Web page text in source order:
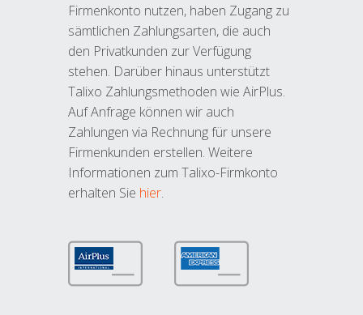
Firmenkonto nutzen, haben Zugang zu
sämtlichen Zahlungsarten, die auch
den Privatkunden zur Verfügung
stehen. Darüber hinaus unterstützt
Talixo Zahlungsmethoden wie AirPlus.
Auf Anfrage können wir auch
Zahlungen via Rechnung für unsere
Firmenkunden erstellen. Weitere
Informationen zum Talixo-Firmkonto
erhalten Sie hier.